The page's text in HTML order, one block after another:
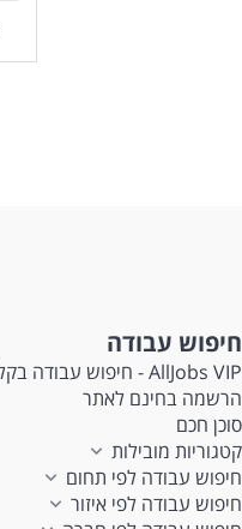
חיפוש עבודה
AllJobs VIP - חיפוש עבודה בקלות
הרשמה בחינם לאתר
סוכן חכם
קטגוריות מובילות
חיפוש עבודה לפי תחום
חיפוש עבודה לפי איזור